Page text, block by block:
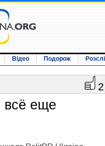
Відео Подорож
2
всё еще